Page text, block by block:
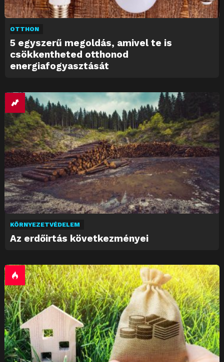
OTTHON
5 egyszerű megoldás, amivel te is
csökkentheted otthonod
energiafogyasztását
KÖRNYEZETVÉDELEM
Az erdőirtás következményei